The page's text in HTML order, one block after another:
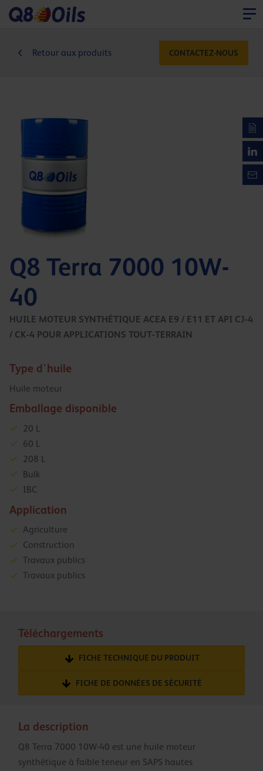
Retour aux produits CONTACTEZ-NOUS
Q8 Terra 7000 10W-
40
HUILE MOTEUR SYNTHÉTIQUE ACEA E9 / E11 ET API CJ-4
/ CK-4 POUR APPLICATIONS TOUT-TERRAIN
Type d'huile
Huile moteur
Emballage disponible
20 L
60 L
208 L
Bulk
IBC
Application
Agriculture
Construction
Travaux publics
Travaux publics
Téléchargements
FICHE TECHNIQUE DU PRODUIT
FICHE DE DONNÉES DE SÉCURITÉ
La description
Q8 Terra 7000 10W-40 est une huile moteur
synthétique à faible teneur en SAPS hautes